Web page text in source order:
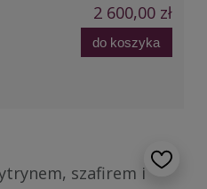
2 600,00 zł
do koszyka
szafirem i